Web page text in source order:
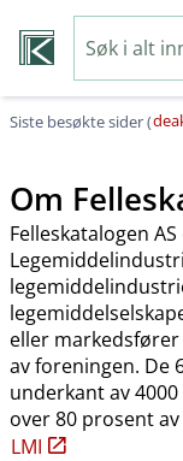
Siste besøkte sider (
Om
Felleskatalogen
eller
av foreningen. De
underkant av
over 80 prosent
LMI